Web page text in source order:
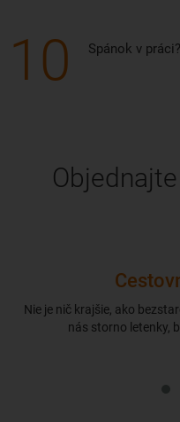
10 Spánok v
Nie je nič krajšie, ako
nás storno letenky,